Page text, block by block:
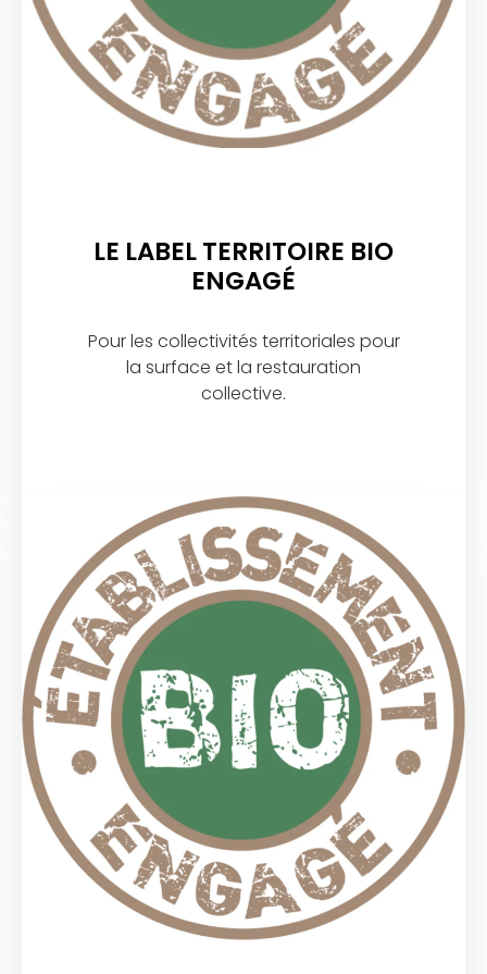
LE LABEL TERRITOIRE BIO
ENGAGÉ
Pour les collectivités territoriales pour
la surface et la restauration
collective.